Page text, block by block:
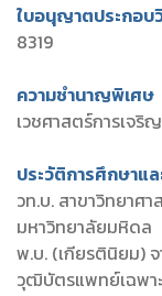
ใบอนุญาตประกอบ
8319
ความชำนาญพิเศษ
เวชศาสตร์การเจริ
ประวัติการศึกษาแ
วท.บ. สาขาวิทยาศ
มหาวิทยาลัยมหิดล
พ.บ. (เกียรตินิยม)
วุฒิบัตรแพทย์เฉพา